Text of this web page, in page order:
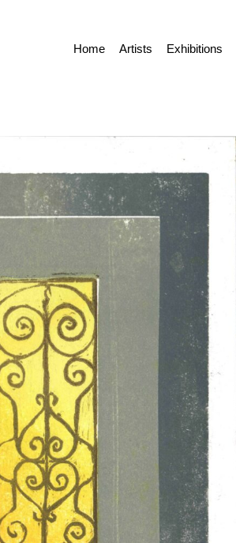
Home Artists Exhibitions